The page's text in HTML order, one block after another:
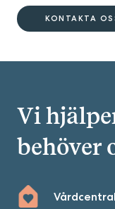
KONTAKTA
Vi
behöver